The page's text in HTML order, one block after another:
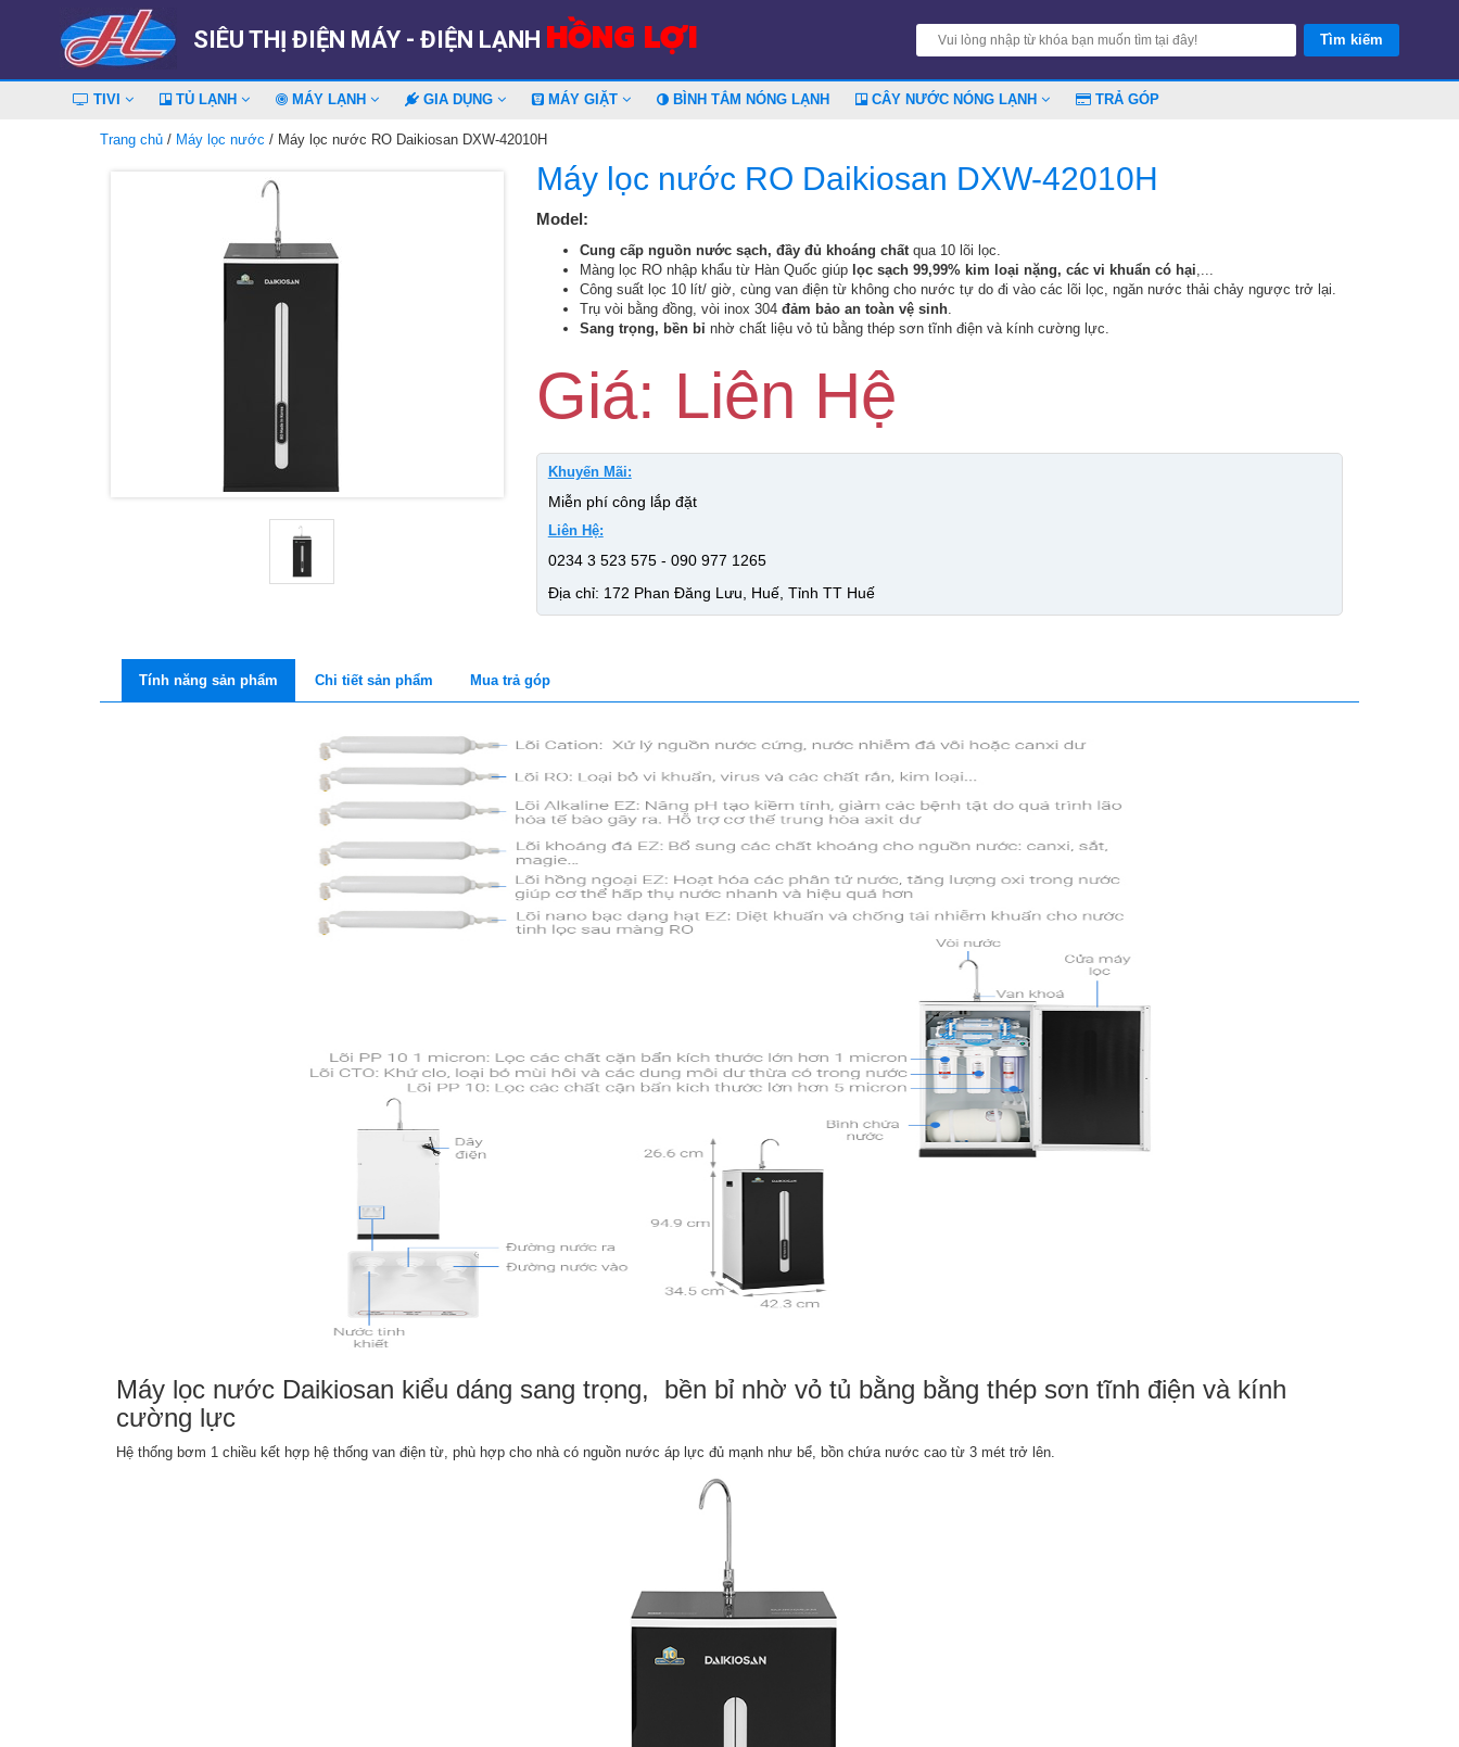
SIÊU THỊ ĐIỆN MÁY - ĐIỆN LẠNH HỒNG LỢI
TIVI TỦ LẠNH MÁY LẠNH GIA DỤNG MÁY GIẶT BÌNH TẮM NÓNG LẠNH CÂY NƯỚC NÓNG LẠNH TRẢ GÓP
Trang chủ / Máy lọc nước / Máy lọc nước RO Daikiosan DXW-42010H
Máy lọc nước RO Daikiosan DXW-42010H
Model:
Cung cấp nguồn nước sạch, đầy đủ khoáng chấtqua 10 lõi lọc.
Màng lọc RO nhập khẩu từ Hàn Quốc giúp lọc sạch 99,99% kim loại nặng, các vi khuẩn có hại,...
Công suất lọc 10 lít/ giờ, cùng van điện từ không cho nước tự do đi vào các lõi lọc, ngăn nước thải chảy ngược trở lại.
Trụ vòi bằng đồng, vòi inox 304 đảm bảo an toàn vệ sinh.
Sang trọng, bền bỉ nhờ chất liệu vỏ tủ bằng thép sơn tĩnh điện và kính cường lực.
Giá: Liên Hệ
Khuyến Mãi:
Miễn phí công lắp đặt
Liên Hệ:
0234 3 523 575 - 090 977 1265
Địa chỉ: 172 Phan Đăng Lưu, Huế, Tỉnh TT Huế
Tính năng sản phẩm Chi tiết sản phẩm Mua trả góp
Máy lọc nước Daikiosan kiểu dáng sang trọng, bền bỉ nhờ vỏ tủ bằng bằng thép sơn tĩnh điện và kính
cường lực
Hệ thống bơm 1 chiều kết hợp hệ thống van điện từ, phù hợp cho nhà có nguồn nước áp lực đủ mạnh như bể, bồn chứa nước cao từ 3 mét trở lên.